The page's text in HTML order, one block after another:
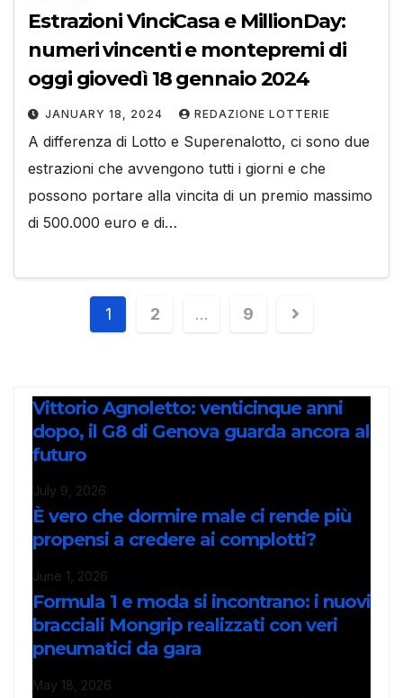
Estrazioni VinciCasa e MillionDay:
numeri vincenti e montepremi di
oggi giovedì 18 gennaio 2024
JANUARY 18, 2024 REDAZIONE LOTTERIE
A differenza di Lotto e Superenalotto, ci sono due
estrazioni che avvengono tutti i giorni e che
possono portare alla vincita di un premio massimo
di 500.000 euro e di…
1 2 … 9
Vittorio Agnoletto: venticinque anni
dopo, il G8 di Genova guarda ancora al
futuro
July 9, 2026
È vero che dormire male ci rende più
propensi a credere ai complotti?
June 1, 2026
Formula 1 e moda si incontrano: i nuovi
bracciali Mongrip realizzati con veri
pneumatici da gara
May 18, 2026